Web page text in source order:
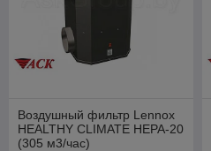
Воздушный фильтр Lennox
HEALTHY CLIMATE HEPA-20
(305 м3/час)